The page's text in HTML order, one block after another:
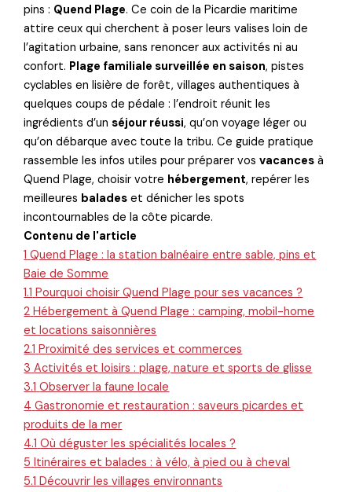
pins : Quend Plage. Ce coin de la Picardie maritime
attire ceux qui cherchent à poser leurs valises loin de
l’agitation urbaine, sans renoncer aux activités ni au
confort. Plage familiale surveillée en saison, pistes
cyclables en lisière de forêt, villages authentiques à
quelques coups de pédale : l’endroit réunit les
ingrédients d’unséjour réussi, qu’on voyage léger ou
qu’on débarque avec toute la tribu. Ce guide pratique
rassemble les infos utiles pour préparer vosvacances à
Quend Plage, choisir votre hébergement, repérer les
meilleures balades et dénicher les spots
incontournables de la côte picarde.
Contenu de l'article
1 Quend Plage : la station balnéaire entre sable, pins et
Baie de Somme
1.1 Pourquoi choisir Quend Plage pour ses vacances ?
2 Hébergement à Quend Plage : camping, mobil-home
et locations saisonnières
2.1 Proximité des services et commerces
3 Activités et loisirs : plage, nature et sports de glisse
3.1 Observer la faune locale
4 Gastronomie et restauration : saveurs picardes et
produits de la mer
4.1 Où déguster les spécialités locales ?
5 Itinéraires et balades : à vélo, à pied ou à cheval
5.1 Découvrir les villages environnants